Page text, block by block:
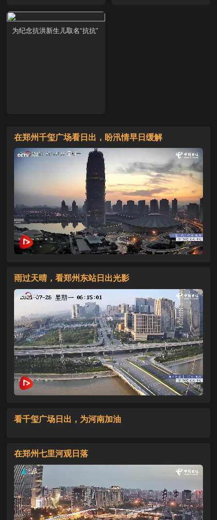
为纪念抗洪新生儿取名“抗抗”
在郑州千玺广场看日出，盼汛情早日缓解
雨过天晴，看郑州东站日出光影
看千玺广场日出，为河南加油
在郑州七里河观日落